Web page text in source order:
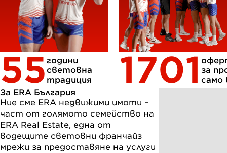
55 години
световна
традиция
1701 за
само
За ERA България
Ние сме ERA недвижими имоти –
част от голямото семейство на
ERA Real Estate, една от
водещите световни франчайз
мрежи за предоставяне на услуги